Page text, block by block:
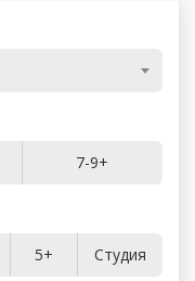
7-9+
5+ Студия